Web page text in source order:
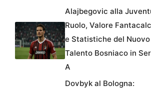
Alajbegovic alla
Ruolo, Valore
e Statistiche del Nuovo
Talento Bosniaco in
A
Dovbyk al Bologna: